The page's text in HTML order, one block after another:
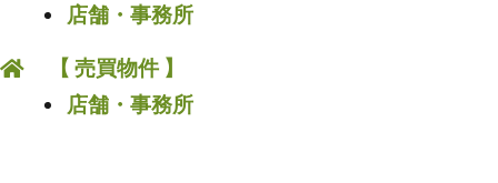
店舗・事務所
【 売買物件 】
店舗・事務所